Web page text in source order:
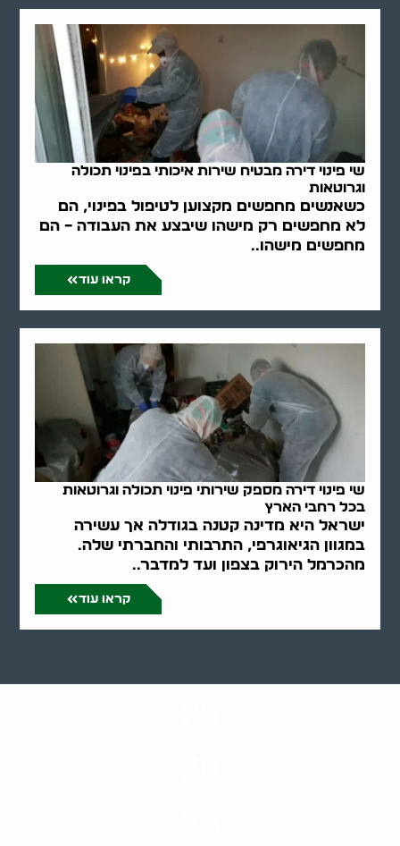
שי פינוי דירה מבטיח שירות איכותי בפינוי תכולה
וגרוטאות
כשאנשים מחפשים מקצוען לטיפול בפינוי, הם
לא מחפשים רק מישהו שיבצע את העבודה – הם
מחפשים מישהו..
קראו עוד
שי פינוי דירה מספק שירותי פינוי תכולה וגרוטאות
בכל רחבי הארץ
ישראל היא מדינה קטנה בגודלה אך עשירה
במגוון הגיאוגרפי, התרבותי והחברתי שלה.
מהכרמל הירוק בצפון ועד למדבר..
קראו עוד